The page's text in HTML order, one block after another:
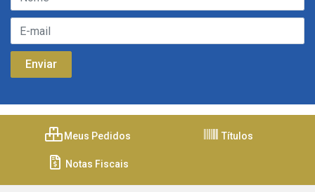
Meus Pedidos Títulos
Notas Fiscais